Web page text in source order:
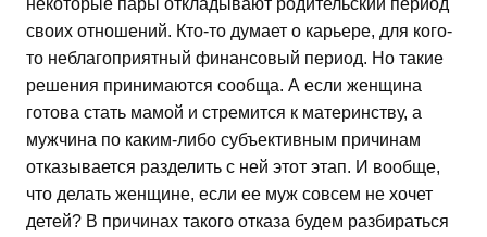
своих отношений. Кто-то думает о карьере, для кого-
то неблагоприятный финансовый период. Но такие
решения принимаются сообща. А если женщина
готова стать мамой и стремится к материнству, а
мужчина по каким-либо субъективным причинам
отказывается разделить с ней этот этап. И вообще,
что делать женщине, если ее муж совсем не хочет
детей? В причинах такого отказа будем разбираться